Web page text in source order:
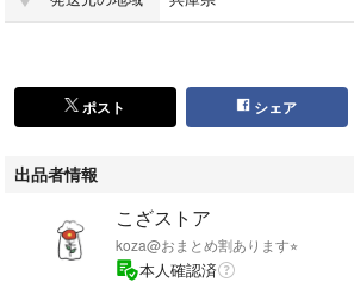
・肩幅：39cm
・着丈：61cm
●状態：【Bランク】
S：ほぼ新品
A：使用感わずかで良好
ポスト シェア
出品者情報
こざストア
koza@おまとめ割あります⭐︎
本人確認済